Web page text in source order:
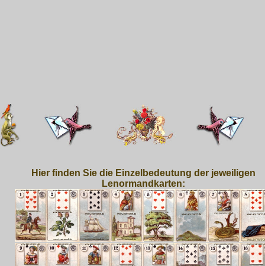
Hier finden Sie die Einzelbedeutung der jeweiligen
Lenormandkarten: